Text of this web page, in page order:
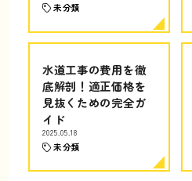
未分類
水道工事の費用を徹
底解剖！適正価格を
見抜くための完全ガ
イド
2025.05.18
未分類